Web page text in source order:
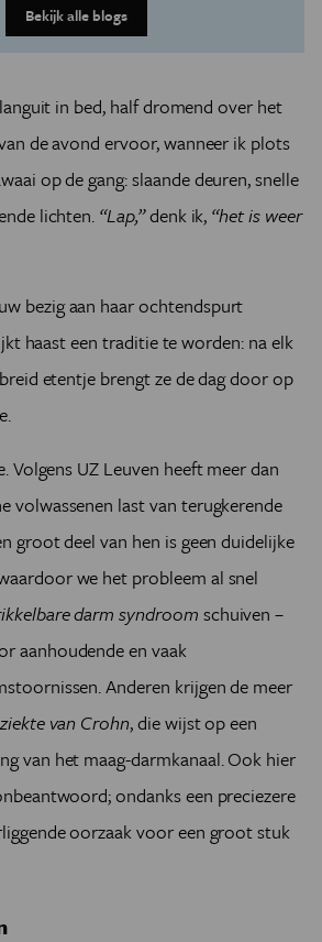
Bekijk alle blogs
in bed, half dromend over het
de avond ervoor, wanneer ik plots
op de gang: slaande deuren, snelle
lichten. “Lap,”denk ik, “het is weer
bezig aan haar ochtendspurt
haast een traditie te worden: na elk
etentje brengt ze de dag door op
Volgens UZ Leuven heeft meer dan
volwassenen last van terugkerende
groot deel van hen is geen duidelijke
we het probleem al snel
darm syndroom schuiven –
aanhoudende en vaak
Anderen krijgen de meer
ziekte van Crohn, die wijst op een
van het maag-darmkanaal. Ook hier
ondanks een preciezere
oorzaak voor een groot stuk